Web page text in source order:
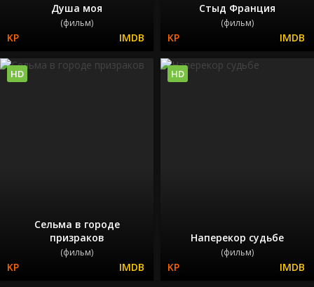
Душа моя
(фильм)
Стыд Франция
(фильм)
Сельма в городе
призраков
(фильм)
HD
Наперекор судьбе
(фильм)
HD